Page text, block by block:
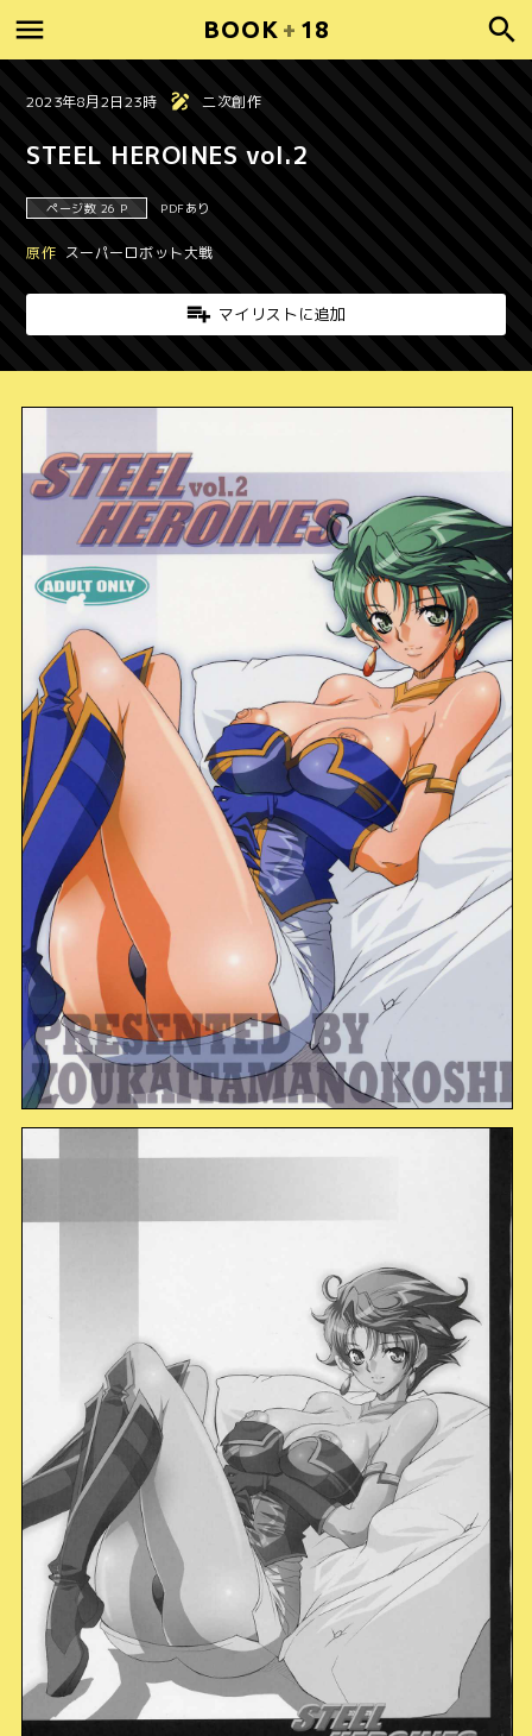
BOOK + 18
2023年8月2日23時 二次創作
STEEL HEROINES vol.2
ページ数 26 P PDFあり
原作 スーパーロボット大戦
マイリストに追加